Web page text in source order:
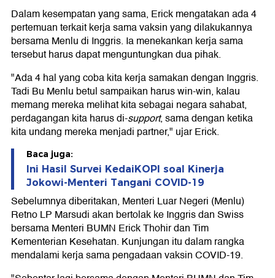
Dalam kesempatan yang sama, Erick mengatakan ada 4
pertemuan terkait kerja sama vaksin yang dilakukannya
bersama Menlu di Inggris. Ia menekankan kerja sama
tersebut harus dapat menguntungkan dua pihak.
"Ada 4 hal yang coba kita kerja samakan dengan Inggris.
Tadi Bu Menlu betul sampaikan harus win-win, kalau
memang mereka melihat kita sebagai negara sahabat,
perdagangan kita harus di-support, sama dengan ketika
kita undang mereka menjadi partner," ujar Erick.
Baca juga:
Ini Hasil Survei KedaiKOPI soal Kinerja
Jokowi-Menteri Tangani COVID-19
Sebelumnya diberitakan, Menteri Luar Negeri (Menlu)
Retno LP Marsudi akan bertolak ke Inggris dan Swiss
bersama Menteri BUMN Erick Thohir dan Tim
Kementerian Kesehatan. Kunjungan itu dalam rangka
mendalami kerja sama pengadaan vaksin COVID-19.